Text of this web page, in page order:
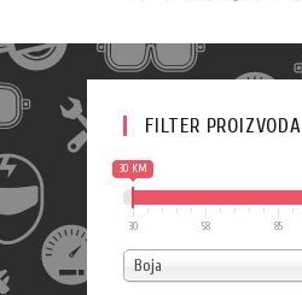
FILTER PROIZVODA
30 KM
30 58 85
Boja